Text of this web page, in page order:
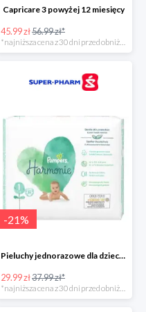
Capricare 3 powyżej 12 miesięcy
45.99 zł56.99 zł*
*najniższa cena z 30 dni przed obniżką
-21%
Pieluchy jednorazowe dla dzieci Pampers Harmonie
29.99 zł37.99 zł*